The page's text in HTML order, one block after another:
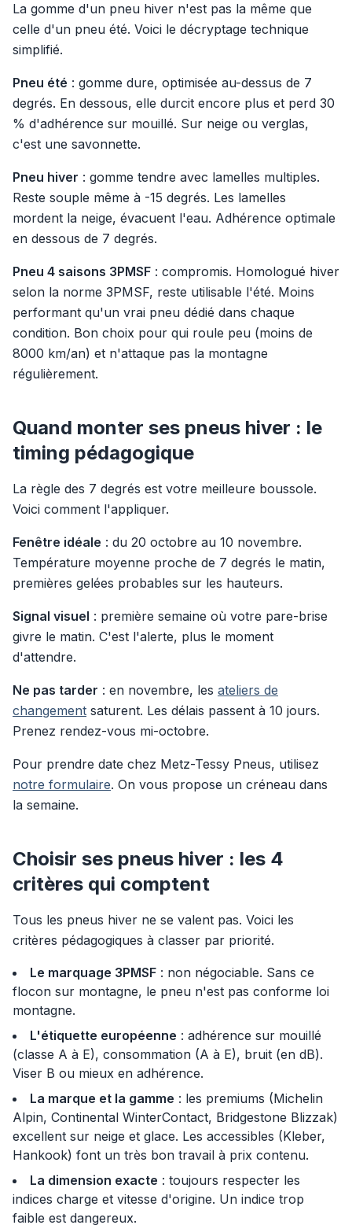
La gomme d'un pneu hiver n'est pas la même que
celle d'un pneu été. Voici le décryptage technique
simplifié.
Pneu été : gomme dure, optimisée au-dessus de 7
degrés. En dessous, elle durcit encore plus et perd 30
% d'adhérence sur mouillé. Sur neige ou verglas,
c'est une savonnette.
Pneu hiver : gomme tendre avec lamelles multiples.
Reste souple même à -15 degrés. Les lamelles
mordent la neige, évacuent l'eau. Adhérence optimale
en dessous de 7 degrés.
Pneu 4 saisons 3PMSF : compromis. Homologué hiver
selon la norme 3PMSF, reste utilisable l'été. Moins
performant qu'un vrai pneu dédié dans chaque
condition. Bon choix pour qui roule peu (moins de
8000 km/an) et n'attaque pas la montagne
régulièrement.
Quand monter ses pneus hiver : le
timing pédagogique
La règle des 7 degrés est votre meilleure boussole.
Voici comment l'appliquer.
Fenêtre idéale : du 20 octobre au 10 novembre.
Température moyenne proche de 7 degrés le matin,
premières gelées probables sur les hauteurs.
Signal visuel : première semaine où votre pare-brise
givre le matin. C'est l'alerte, plus le moment
d'attendre.
Ne pas tarder : en novembre, les ateliers de
changement saturent. Les délais passent à 10 jours.
Prenez rendez-vous mi-octobre.
Pour prendre date chez Metz-Tessy Pneus, utilisez
notre formulaire. On vous propose un créneau dans
la semaine.
Choisir ses pneus hiver : les 4
critères qui comptent
Tous les pneus hiver ne se valent pas. Voici les
critères pédagogiques à classer par priorité.
Le marquage 3PMSF : non négociable. Sans ce
flocon sur montagne, le pneu n'est pas conforme loi
montagne.
L'étiquette européenne : adhérence sur mouillé
(classe A à E), consommation (A à E), bruit (en dB).
Viser B ou mieux en adhérence.
La marque et la gamme : les premiums (Michelin
Alpin, Continental WinterContact, Bridgestone Blizzak)
excellent sur neige et glace. Les accessibles (Kleber,
Hankook) font un très bon travail à prix contenu.
La dimension exacte : toujours respecter les
indices charge et vitesse d'origine. Un indice trop
faible est dangereux.